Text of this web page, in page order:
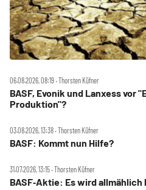
06.08.2026, 08:19 ‧ Thorsten Küfner
BASF, Evonik und Lanxess vor
Produktion"?
03.08.2026, 13:38 ‧ Thorsten Küfner
BASF: Kommt nun Hilfe?
31.07.2026, 13:15 ‧ Thorsten Küfner
BASF‑Aktie: Es wird allmählich